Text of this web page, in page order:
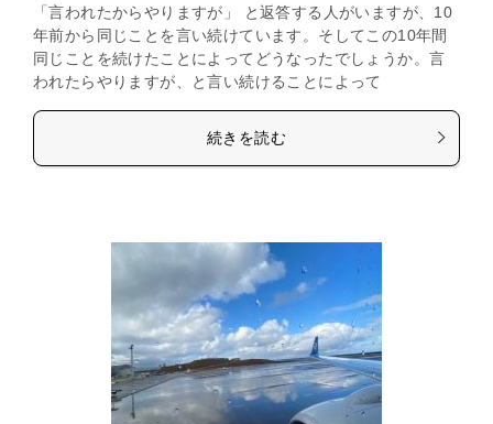
「言われたからやりますが」 と返答する人がいますが、10
年前から同じことを言い続けています。そしてこの10年間
同じことを続けたことによってどうなったでしょうか。言
われたらやりますが、と言い続けることによって
続きを読む